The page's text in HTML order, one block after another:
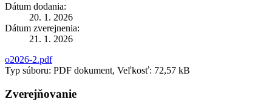
Dátum dodania:
20. 1. 2026
Dátum zverejnenia:
21. 1. 2026
o2026-2.pdf
Typ súboru: PDF dokument, Veľkosť: 72,57 kB
Zverejňovanie